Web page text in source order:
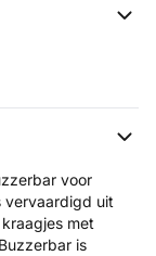
voor
vervaardigd uit
met
is